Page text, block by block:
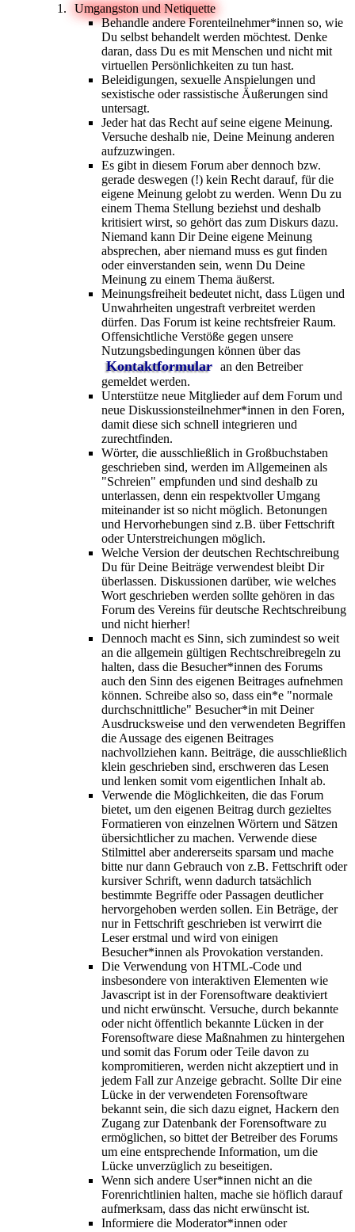
Umgangston und Netiquette
Behandle andere Forenteilnehmer*innen so, wie
Du selbst behandelt werden möchtest. Denke
daran, dass Du es mit Menschen und nicht mit
virtuellen Persönlichkeiten zu tun hast.
Beleidigungen, sexuelle Anspielungen und
sexistische oder rassistische Äußerungen sind
untersagt.
Jeder hat das Recht auf seine eigene Meinung.
Versuche deshalb nie, Deine Meinung anderen
aufzuzwingen.
Es gibt in diesem Forum aber dennoch bzw.
gerade deswegen (!) kein Recht darauf, für die
eigene Meinung gelobt zu werden. Wenn Du zu
einem Thema Stellung beziehst und deshalb
kritisiert wirst, so gehört das zum Diskurs dazu.
Niemand kann Dir Deine eigene Meinung
absprechen, aber niemand muss es gut finden
oder einverstanden sein, wenn Du Deine
Meinung zu einem Thema äußerst.
Meinungsfreiheit bedeutet nicht, dass Lügen und
Unwahrheiten ungestraft verbreitet werden
dürfen. Das Forum ist keine rechtsfreier Raum.
Offensichtliche Verstöße gegen unsere
Nutzungsbedingungen können über das
Kontaktformular an den Betreiber
gemeldet werden.
Unterstütze neue Mitglieder auf dem Forum und
neue Diskussionsteilnehmer*innen in den Foren,
damit diese sich schnell integrieren und
zurechtfinden.
Wörter, die ausschließlich in Großbuchstaben
geschrieben sind, werden im Allgemeinen als
"Schreien" empfunden und sind deshalb zu
unterlassen, denn ein respektvoller Umgang
miteinander ist so nicht möglich. Betonungen
und Hervorhebungen sind z.B. über Fettschrift
oder Unterstreichungen möglich.
Welche Version der deutschen Rechtschreibung
Du für Deine Beiträge verwendest bleibt Dir
überlassen. Diskussionen darüber, wie welches
Wort geschrieben werden sollte gehören in das
Forum des Vereins für deutsche Rechtschreibung
und nicht hierher!
Dennoch macht es Sinn, sich zumindest so weit
an die allgemein gültigen Rechtschreibregeln zu
halten, dass die Besucher*innen des Forums
auch den Sinn des eigenen Beitrages aufnehmen
können. Schreibe also so, dass ein*e "normale
durchschnittliche" Besucher*in mit Deiner
Ausdrucksweise und den verwendeten Begriffen
die Aussage des eigenen Beitrages
nachvollziehen kann. Beiträge, die ausschließlich
klein geschrieben sind, erschweren das Lesen
und lenken somit vom eigentlichen Inhalt ab.
Verwende die Möglichkeiten, die das Forum
bietet, um den eigenen Beitrag durch gezieltes
Formatieren von einzelnen Wörtern und Sätzen
übersichtlicher zu machen. Verwende diese
Stilmittel aber andererseits sparsam und mache
bitte nur dann Gebrauch von z.B. Fettschrift oder
kursiver Schrift, wenn dadurch tatsächlich
bestimmte Begriffe oder Passagen deutlicher
hervorgehoben werden sollen. Ein Beträge, der
nur in Fettschrift geschrieben ist verwirrt die
Leser erstmal und wird von einigen
Besucher*innen als Provokation verstanden.
Die Verwendung von HTML-Code und
insbesondere von interaktiven Elementen wie
Javascript ist in der Forensoftware deaktiviert
und nicht erwünscht. Versuche, durch bekannte
oder nicht öffentlich bekannte Lücken in der
Forensoftware diese Maßnahmen zu hintergehen
und somit das Forum oder Teile davon zu
kompromitieren, werden nicht akzeptiert und in
jedem Fall zur Anzeige gebracht. Sollte Dir eine
Lücke in der verwendeten Forensoftware
bekannt sein, die sich dazu eignet, Hackern den
Zugang zur Datenbank der Forensoftware zu
ermöglichen, so bittet der Betreiber des Forums
um eine entsprechende Information, um die
Lücke unverzüglich zu beseitigen.
Wenn sich andere User*innen nicht an die
Forenrichtlinien halten, mache sie höflich darauf
aufmerksam, dass das nicht erwünscht ist.
Informiere die Moderator*innen oder